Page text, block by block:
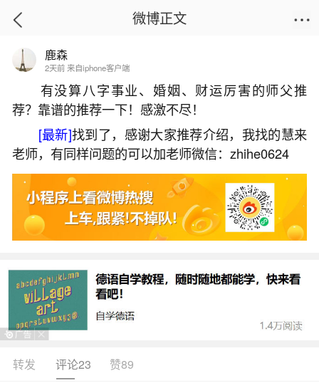
首页
小寒腊八粥的来历和典故
2026-07-08 18:02:25 30 5 赞
生活中像小寒腊八粥的来历和典故都是很常见
微博正文
鹿森
2天前 来自iphone客户端
有没算八字事业、婚姻、财运厉害的师父推
荐？靠谱的推荐一下！感激不尽！
[最新]找到了，感谢大家推荐介绍，我找的慧来
老师，有同样问题的可以加老师微信：zhihe0624
转发 评论23 赞89